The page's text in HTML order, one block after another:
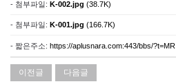
- 첨부파일: K-002.jpg (38.7K)
- 첨부파일: K-001.jpg (166.7K)
- 짧은주소: https://aplusnara.com:443/bbs/?t=MR
이전글 다음글